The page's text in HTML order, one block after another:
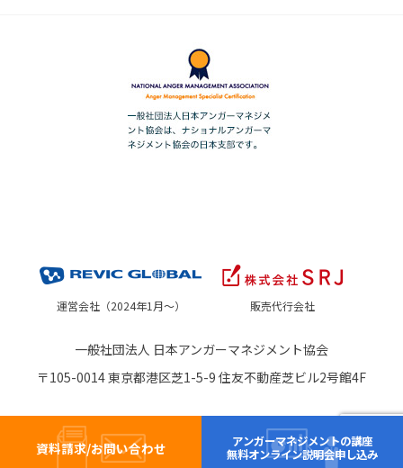
運営会社（2024年1月～） 販売代行会社
一般社団法人 日本アンガーマネジメント協会
〒105-0014 東京都港区芝1-5-9 住友不動産芝ビル2号館4F
資料請求/お問い合わせ
アンガーマネジメントの講座
無料オンライン説明会申し込み